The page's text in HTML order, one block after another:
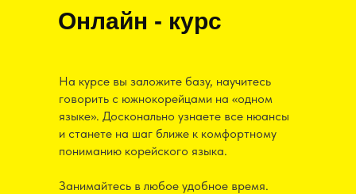
Онлайн - курс
На курсе вы заложите базу, научитесь
говорить с южнокорейцами на «одном
языке». Досконально узнаете все нюансы
и станете на шаг ближе к комфортному
пониманию корейского языка.
Занимайтесь в любое удобное время.